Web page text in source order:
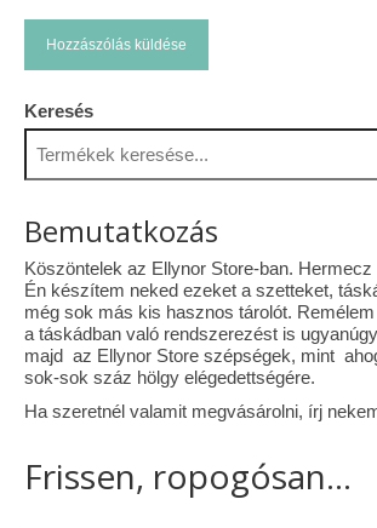
Keresés
Bemutatkozás
Köszöntelek az Ellynor Store-ban.
Én készítem neked ezeket a szetteket,
még sok más kis hasznos tárolót.
a táskádban való rendszerezést is
majd az Ellynor Store szépségek, mint
sok-sok száz hölgy elégedettségére.
Ha szeretnél valamit megvásárolni, írj
Frissen, ropogósan...